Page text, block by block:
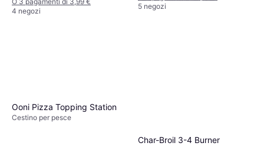
4 negozi
5 negozi
Ooni Pizza Topping Station
Cestino per pesce
Char-Broil 3-4 Burner